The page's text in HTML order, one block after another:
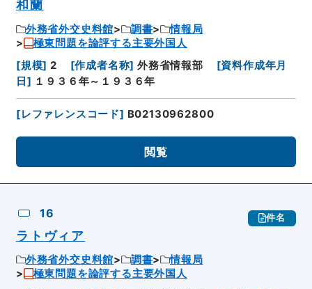
和蘭
外務省外交史料館 調書
情報局
極東問題を論評する主要外国人
[規模] 2 [作成者名称] 外務省情報部 [資料作成年月
日 ] １９３６年～１９３６年
[レファレンスコード] B02130962800
閲覧
16 件名
ラトヴィア
外務省外交史料館 調書
情報局
極東問題を論評する主要外国人